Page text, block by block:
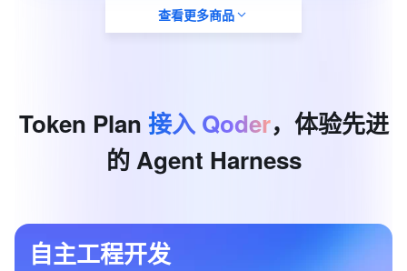
购买时长
1个月
查看更多商品
Token Plan 接入 Qoder，体验先进
的 Agent Harness
自主工程开发